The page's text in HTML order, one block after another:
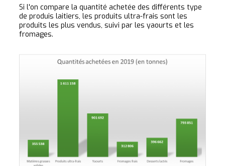
Si l'on compare la quantité achetée des différents type
de produis laitiers, les produits ultra-frais sont les
produits les plus vendus, suivi par les yaourts et les
fromages.